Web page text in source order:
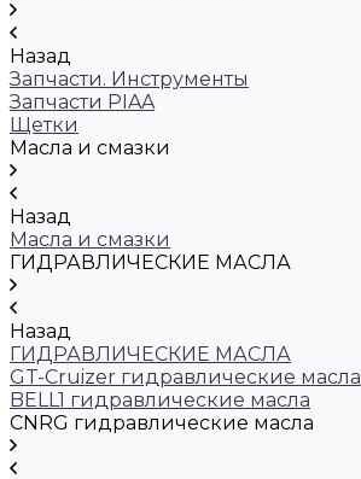
Назад
Запчасти. Инструменты
Запчасти PIAA
Щетки
Масла и смазки
Назад
Масла и смазки
ГИДРАВЛИЧЕСКИЕ МАСЛА
Назад
ГИДРАВЛИЧЕСКИЕ МАСЛА
GT-Cruizer гидравлические масла
BELL1 гидравлические масла
CNRG гидравлические масла